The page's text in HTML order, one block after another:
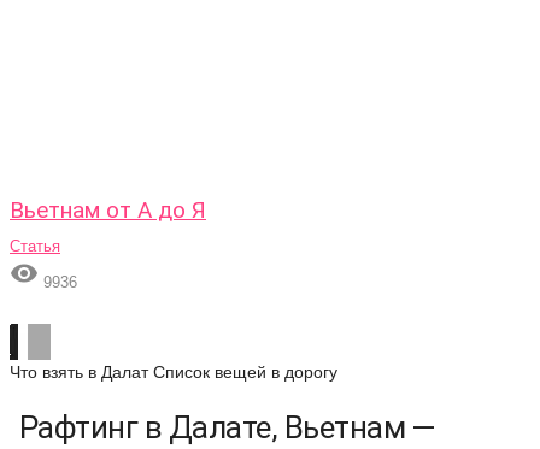
Вьетнам от А до Я
Статья
 9936
Что взять в Далат Список вещей в дорогу
Рафтинг в Далате, Вьетнам —